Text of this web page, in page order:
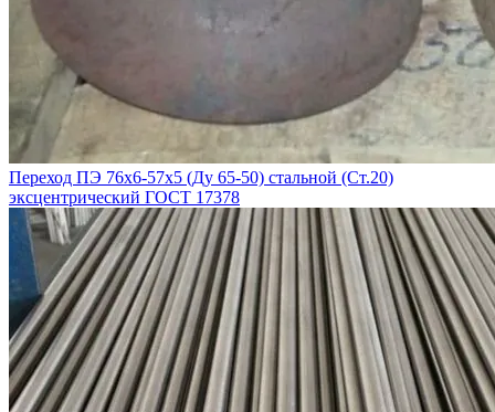
Переход ПЭ 76х6-57х5 (Ду 65-50) стальной (Ст.20)
эксцентрический ГОСТ 17378